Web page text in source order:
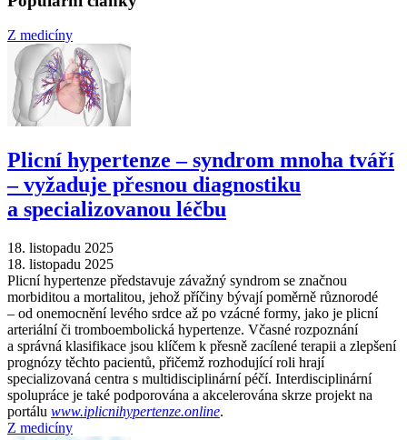
Z medicíny
Plicní hypertenze –⁠ syndrom mnoha tváří
–⁠ vyžaduje přesnou diagnostiku
a specializovanou léčbu
18. listopadu 2025
18. listopadu 2025
Plicní hypertenze představuje závažný syndrom se značnou
morbiditou a mortalitou, jehož příčiny bývají poměrně různorodé
–⁠ od onemocnění levého srdce až po vzácné formy, jako je plicní
arteriální či tromboembolická hypertenze. Včasné rozpoznání
a správná klasifikace jsou klíčem k přesně zacílené terapii a zlepšení
prognózy těchto pacientů, přičemž rozhodující roli hrají
specializovaná centra s multidisciplinární péčí. Interdisciplinární
spolupráce je také podporována a akcelerována skrze projekt na
portálu www.iplicnihypertenze.online.
Z medicíny